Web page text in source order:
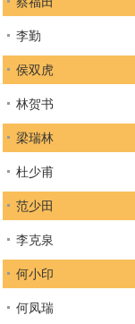
李勤
侯双虎
林贺书
梁瑞林
杜少甫
范少田
李克泉
何小印
何凤瑞